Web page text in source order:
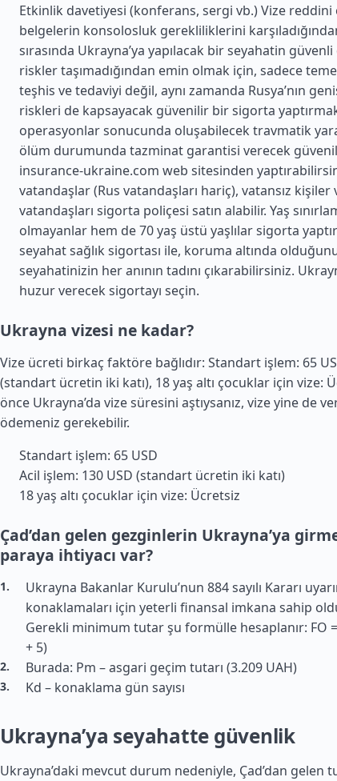
Etkinlik davetiyesi (konferans, sergi vb.) Vize
belgelerin konsolosluk gerekliliklerini
sırasında Ukrayna’ya yapılacak bir seyahatin
riskler taşımadığından emin olmak için, sadece
teşhis ve tedaviyi değil, aynı zamanda Rusya’nın
riskleri de kapsayacak güvenilir bir sigorta
operasyonlar sonucunda oluşabilecek travmatik
ölüm durumunda tazminat garantisi verecek
insurance-ukraine.com web sitesinden
vatandaşlar (Rus vatandaşları hariç), vatansız kişiler
vatandaşları sigorta poliçesi satın alabilir. Yaş
olmayanlar hem de 70 yaş üstü yaşlılar sigorta
seyahat sağlık sigortası ile, koruma altında
seyahatinizin her anının tadını çıkarabilirsiniz.
huzur verecek sigortayı seçin.
Ukrayna vizesi ne kadar?
Vize ücreti birkaç faktöre bağlıdır: Standart işlem: 65
(standart ücretin iki katı), 18 yaş altı çocuklar için vize:
önce Ukrayna’da vize süresini aştıysanız, vize yine de
ödemeniz gerekebilir.
Standart işlem: 65 USD
Acil işlem: 130 USD (standart ücretin iki katı)
18 yaş altı çocuklar için vize: Ücretsiz
Çad’dan gelen gezginlerin Ukrayna’ya
paraya ihtiyacı var?
Ukrayna Bakanlar Kurulu’nun 884 sayılı Kararı
konaklamaları için yeterli finansal imkana sahip
Gerekli minimum tutar şu formülle hesaplanır: FO =
+ 5)
Burada: Pm – asgari geçim tutarı (3.209 UAH)
Kd – konaklama gün sayısı
Ukrayna’ya seyahatte güvenlik
Ukrayna’daki mevcut durum nedeniyle, Çad’dan gelen